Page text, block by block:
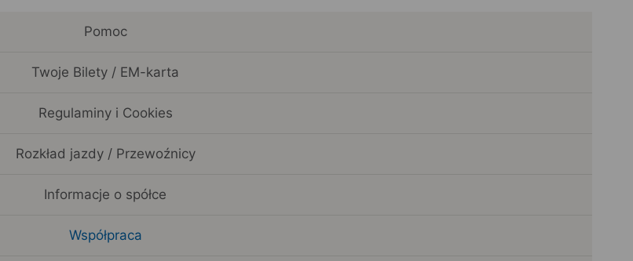
Pomoc
Twoje Bilety / EM-karta
Regulaminy i Cookies
Rozkład jazdy / Przewoźnicy
Informacje o spółce
Współpraca